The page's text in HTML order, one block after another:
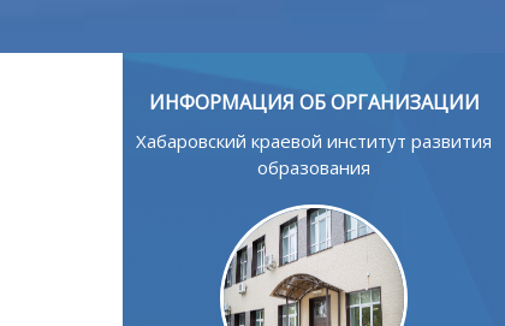
ИНФОРМАЦИЯ ОБ ОРГАНИЗАЦИИ
Хабаровский краевой институт развития
образования